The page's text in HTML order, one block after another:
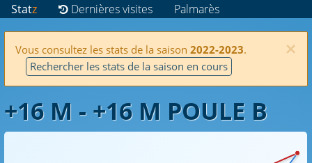
Statz Dernières visites Palmarès
×
Vous consultez les stats de la saison 2022-2023.
Rechercher les stats de la saison en cours
+16 M - +16 M POULE B